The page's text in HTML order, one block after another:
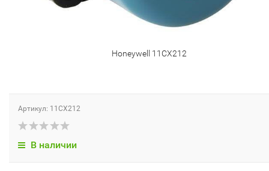
Honeywell 11CX212
Артикул: 11CX212
В наличии